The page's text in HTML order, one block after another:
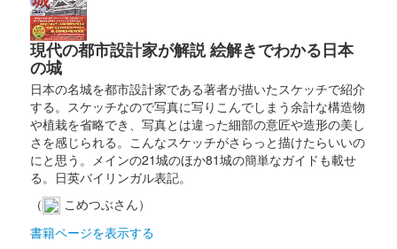
姫路城 御城印
ョン「衣」
販売終了
大阪・関西万博の開幕にあわせて販売された大阪・関西万博の公
式キャラクター「ミャクミャク」と姫路市の公式キャラクター
「しろまるひめ」のコラボ御城印。御城印・フレーム・説明書き
（日本語、英語）のセットで、……
姫路城 御城印
現代の都市設計家が解説 絵解きでわかる日本
の城
日本の名城を都市設計家である著者が描いたスケッチで紹介
する。スケッチなので写真に写りこんでしまう余計な構造物
や植栽を省略でき、写真とは違った細部の意匠や造形の美し
さを感じられる。こんなスケッチがさらっと描けたらいいの
にと思う。メインの21城のほか81城の簡単なガイドも載せ
る。日英バイリンガル表記。
（
こめつぶさん）
書籍ページを表示する